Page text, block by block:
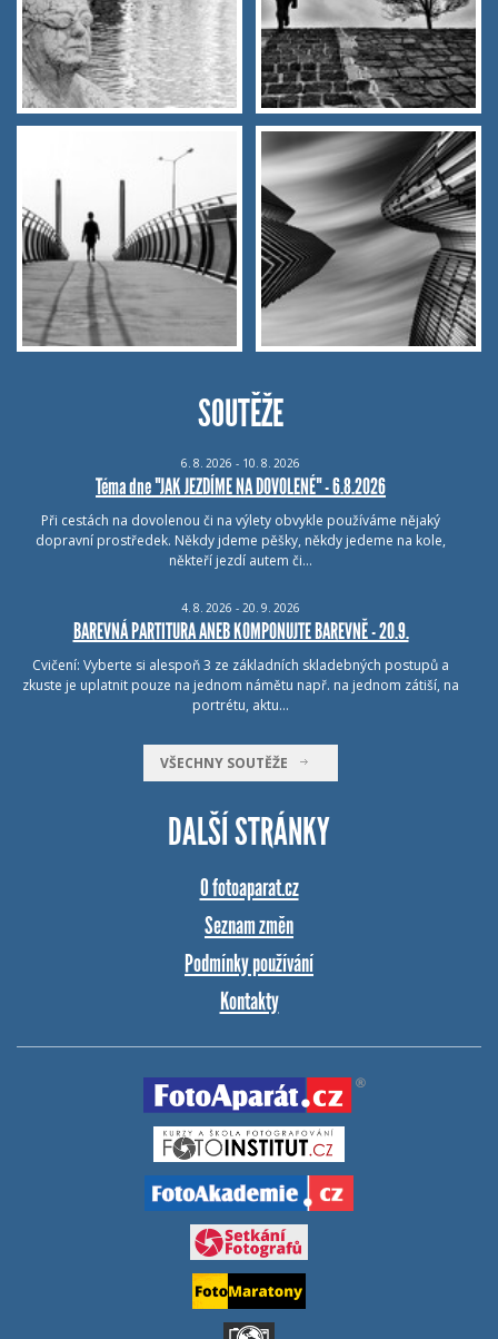
SOUTĚŽE
6. 8. 2026 - 10. 8. 2026
Téma dne "JAK JEZDÍME NA DOVOLENÉ" - 6.8.2026
Při cestách na dovolenou či na výlety obvykle používáme nějaký
dopravní prostředek. Někdy jdeme pěšky, někdy jedeme na kole,
někteří jezdí autem či…
4. 8. 2026 - 20. 9. 2026
BAREVNÁ PARTITURA ANEB KOMPONUJTE BAREVNĚ - 20.9.
Cvičení: Vyberte si alespoň 3 ze základních skladebných postupů a
zkuste je uplatnit pouze na jednom námětu např. na jednom zátiší, na
portrétu, aktu…
VŠECHNY SOUTĚŽE
DALŠÍ STRÁNKY
O fotoaparat.cz
Seznam změn
Podmínky používání
Kontakty